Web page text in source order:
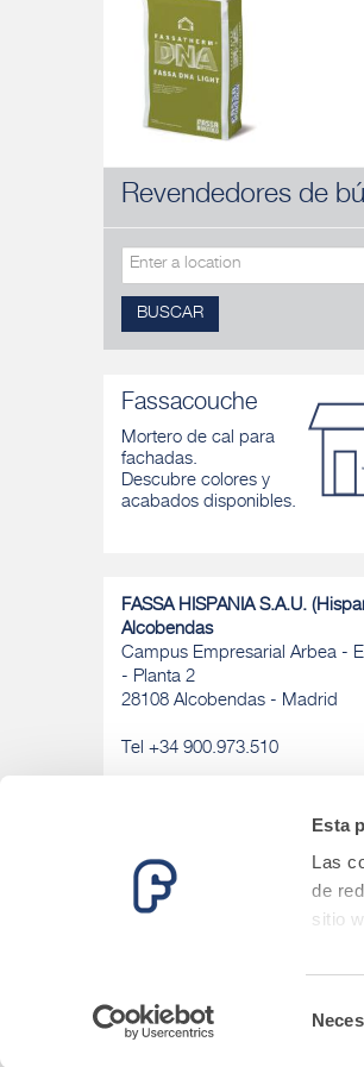
Esta
Las
de
sitio
que
FASSA DNA LIGHT
sistema de aislamiento térmico
adecuado para una amplia gama
acabados. Color: gris .
Descubrir
Revendedores de
BUSCAR
Fassacouche
Mortero de cal para
fachadas.
Descubre colores y
acabados disponibles.
FASSA HISPANIA S.A.U.
Alcobendas
Campus Empresarial Arbea -
- Planta 2
28108 Alcobendas - Madrid
Tel +34 900.973.510